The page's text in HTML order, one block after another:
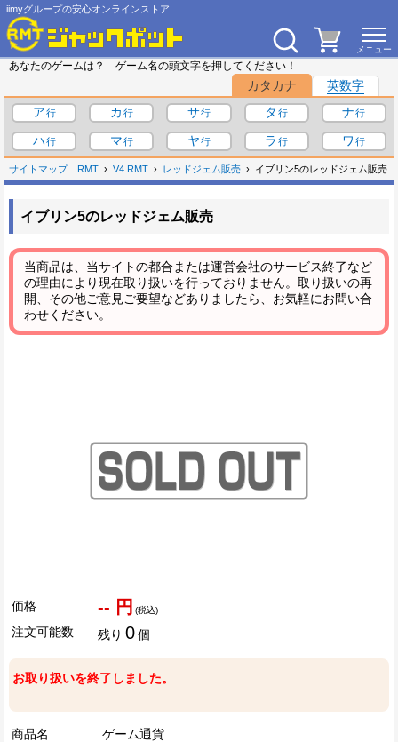
iimyグループの安心オンラインストア
あなたのゲームは？ ゲーム名の頭文字を押してください！
カタカナ
英数字
ア
カ サ タ
ナ
ハ
マ ヤ ラ ワ
サイトマップ RMT V4 RMT レッドジェム販売 イブリン5のレッドジェム販売
イブリン5のレッドジェム販売
当商品は、当サイトの都合または運営会社のサービス終了など
の理由により現在取り扱いを行っておりません。取り扱いの再
開、その他ご意見ご要望などありましたら、お気軽にお問い合
わせください。
価格 -- 円 (税込)
注文可能数 残り 0個
お取り扱いを終了しました。
商品名
ゲーム通貨